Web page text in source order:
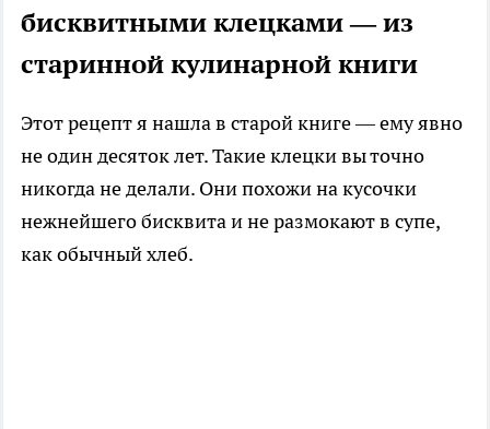
бисквитными клецками — из
старинной кулинарной книги
Этот рецепт я нашла в старой книге — ему явно
не один десяток лет. Такие клецки вы точно
никогда не делали. Они похожи на кусочки
нежнейшего бисквита и не размокают в супе,
как обычный хлеб.